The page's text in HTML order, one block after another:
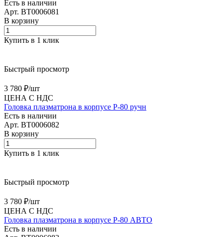
Есть в наличии
Арт. BT0006081
В корзину
Купить в 1 клик
Быстрый просмотр
3 780 ₽/шт
ЦЕНА С НДС
Головка плазматрона в корпусе P-80 ручн
Есть в наличии
Арт. BT0006082
В корзину
Купить в 1 клик
Быстрый просмотр
3 780 ₽/шт
ЦЕНА С НДС
Головка плазматрона в корпусе P-80 АВТО
Есть в наличии